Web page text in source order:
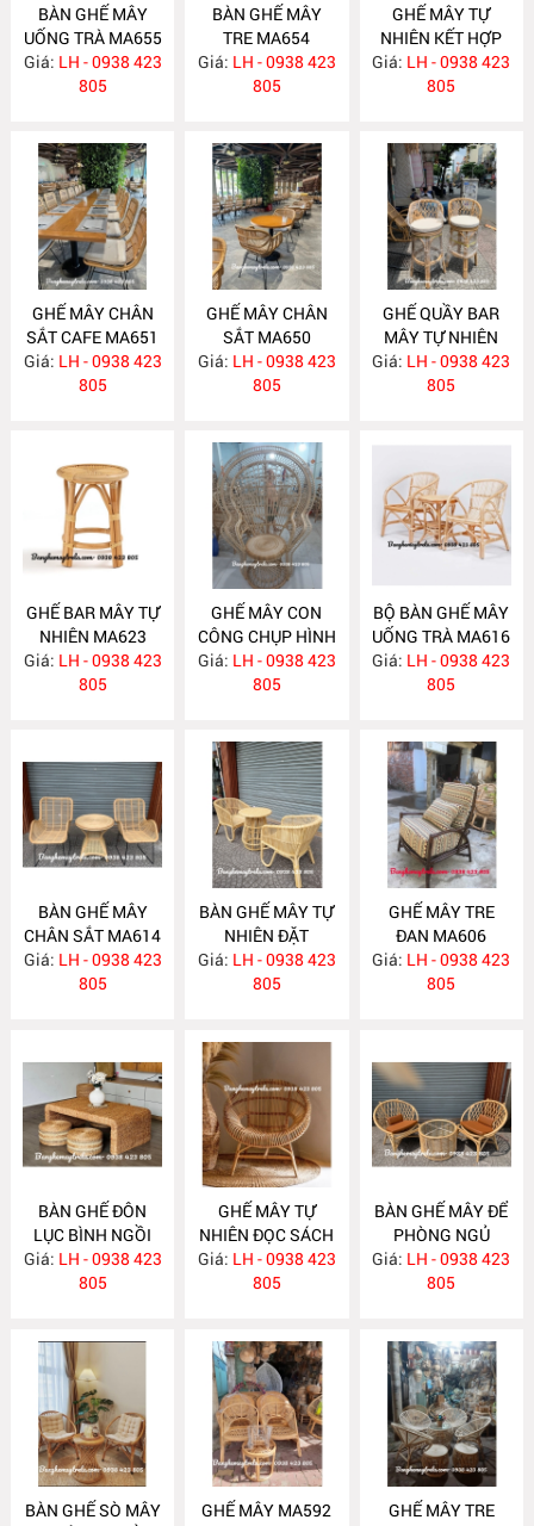
BÀN GHẾ MÂY
UỐNG TRÀ MA655
Giá: LH - 0938 423
805
BÀN GHẾ MÂY
TRE MA654
Giá: LH - 0938 423
805
GHẾ MÂY TỰ
NHIÊN KẾT HỢP
LƯỚI MÂY MA653
Giá: LH - 0938 423
805
GHẾ MÂY CHÂN
SẮT CAFE MA651
Giá: LH - 0938 423
805
GHẾ MÂY CHÂN
SẮT MA650
Giá: LH - 0938 423
805
GHẾ QUẦY BAR
MÂY TỰ NHIÊN
MA634
Giá: LH - 0938 423
805
GHẾ BAR MÂY TỰ
NHIÊN MA623
Giá: LH - 0938 423
805
GHẾ MÂY CON
CÔNG CHỤP HÌNH
DECOR MA618
Giá: LH - 0938 423
805
BỘ BÀN GHẾ MÂY
UỐNG TRÀ MA616
Giá: LH - 0938 423
805
BÀN GHẾ MÂY
CHÂN SẮT MA614
Giá: LH - 0938 423
805
BÀN GHẾ MÂY TỰ
NHIÊN ĐẶT
PHÒNG NGỦ
MA613
Giá: LH - 0938 423
805
GHẾ MÂY TRE
ĐAN MA606
Giá: LH - 0938 423
805
BÀN GHẾ ĐÔN
LỤC BÌNH NGỒI
TRÀ ĐẠO MA605
Giá: LH - 0938 423
805
GHẾ MÂY TỰ
NHIÊN ĐỌC SÁCH
MA595
Giá: LH - 0938 423
805
BÀN GHẾ MÂY ĐỂ
PHÒNG NGỦ
MA594
Giá: LH - 0938 423
805
BÀN GHẾ SÒ MÂY
GHẾ MÂY MA592
GHẾ MÂY TRE